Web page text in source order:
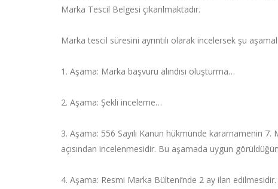
Marka Tescil Belgesi çıkarılmaktadır.
Marka tescil süresini ayrıntılı olarak incelersek şu
1. Aşama: Marka başvuru alındısı oluşturma…
2. Aşama: Şekli inceleme…
3. Aşama: 556 Sayılı Kanun hükmünde kararnamenin
açısından incelenmesidir. Bu aşamada uygun
4. Aşama: Resmi Marka Bülteni’nde 2 ay ilan